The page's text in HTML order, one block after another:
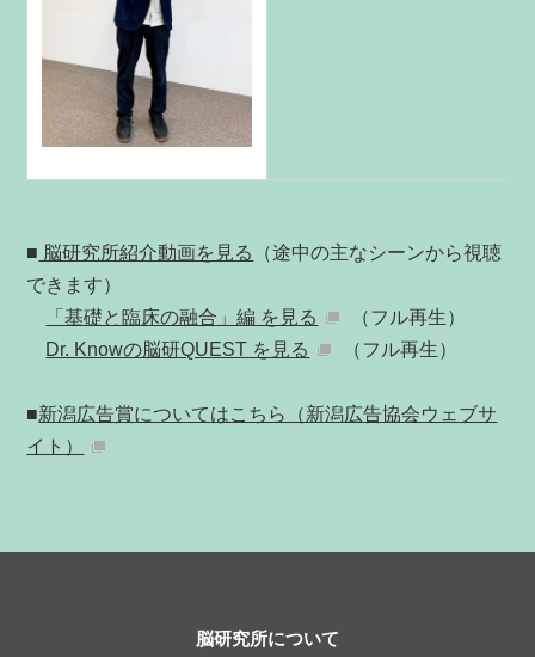
■ 脳研究所紹介動画を見る
（途中の主なシーンから視聴
できます）
「基礎と臨床の融合」編 を見る
（フル再生）
Dr. Knowの脳研QUEST を見る
（フル再生）
■新潟広告賞についてはこちら（新潟広告協会ウェブサ
イト）
脳研究所について